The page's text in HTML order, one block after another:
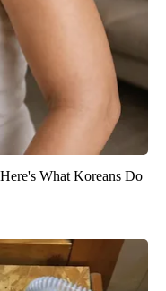
What Koreans Do